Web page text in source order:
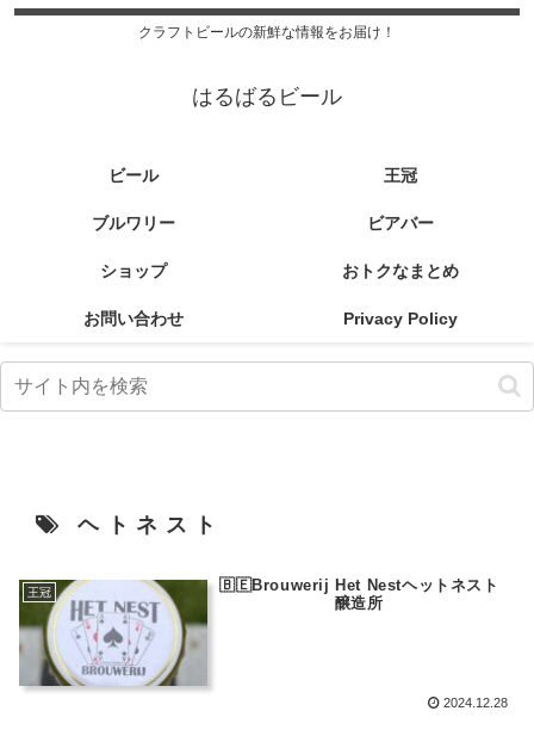
クラフトビールの新鮮な情報をお届け！
はるばるビール
ビール 王冠
ブルワリー ビアバー
ショップ おトクなまとめ
お問い合わせ Privacy Policy
ヘトネスト
王冠
🇧🇪Brouwerij Het Nestヘットネスト
醸造所
2024.12.28